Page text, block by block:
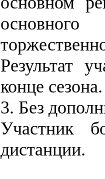
Результат
конце сезона.
3. Без
Участник
дистанции.